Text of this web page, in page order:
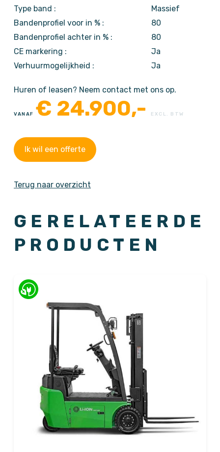
Type band :
Massief
Bandenprofiel voor in % :
80
Bandenprofiel achter in % :
80
CE markering :
Ja
Verhuurmogelijkheid :
Ja
Huren of leasen? Neem contact met ons op.
VANAF € 24.900,- EXCL. BTW
Ik wil een offerte
Terug naar overzicht
GERELATEERDE
PRODUCTEN